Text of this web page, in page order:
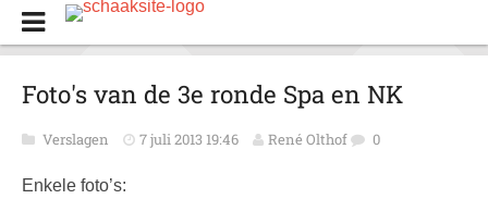
Foto's van de 3e ronde Spa en NK
Verslagen 7 juli 2013 19:46 René Olthof 0
Enkele foto’s: